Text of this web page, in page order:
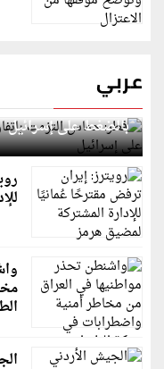
عربي
قطر: حماس التزمت
بالضغط على إسرائيل